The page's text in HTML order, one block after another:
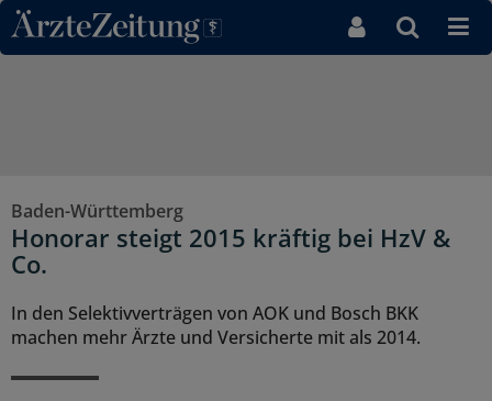
Direkt zum Inhaltsbereich
Baden-Württemberg
Honorar steigt 2015 kräftig bei HzV &
Co.
In den Selektivverträgen von AOK und Bosch BKK
machen mehr Ärzte und Versicherte mit als 2014.